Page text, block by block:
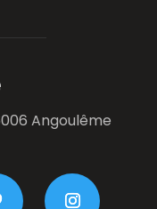
Angoulême